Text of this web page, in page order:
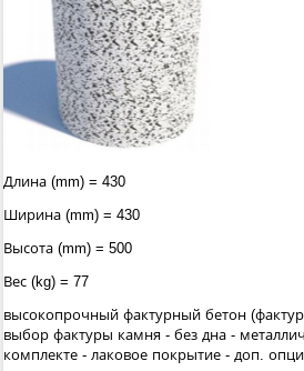
Длина (mm) = 430
Ширина (mm) = 430
Высота (mm) = 500
Вес (kg) = 77
высокопрочный фактурный бетон
выбор фактуры камня - без дна -
комплекте - лаковое покрытие - доп.